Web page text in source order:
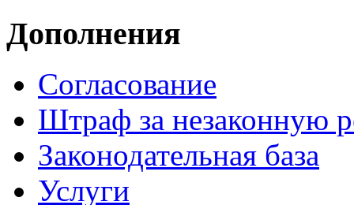
Дополнения
Согласование
Штраф за незаконную
Законодательная база
Услуги